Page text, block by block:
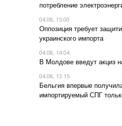
потребление
04.08, 15:00
Оппозиция требует
украинского импорта
04.08, 14:04
В Молдове введут акциз
04.08, 13:15
Бельгия впервые
импортируемый СПГ